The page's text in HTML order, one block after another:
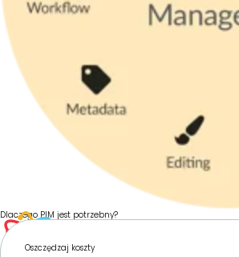
Dlaczego PIM jest potrzebny?
Oszczędzaj koszty